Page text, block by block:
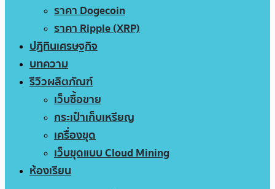
ราคา Dogecoin
ราคา Ripple (XRP)
ปฏิทินเศรษฐกิจ
บทความ
รีวิวผลิตภัณฑ์
เว็บซื้อขาย
กระเป๋าเก็บเหรียญ
เครื่องขุด
เว็บขุดแบบ Cloud Mining
ห้องเรียน